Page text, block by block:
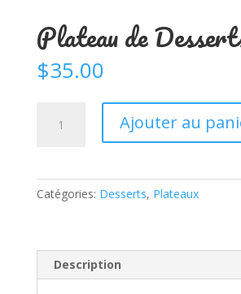
Plateau de
$35.00
Ajouter au
Catégories: Desserts, Plateaux
Description